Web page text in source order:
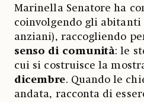
Marinella Senatore ha
coinvolgendo gli
anziani), raccogliendo
senso di comunità: le
cui si costruisce la
dicembre. Quando le
andata, racconta di